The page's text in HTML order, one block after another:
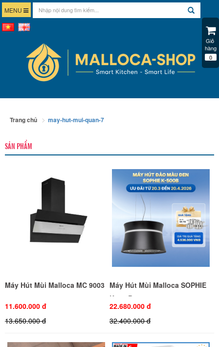
MENU
Trang chủ may-hut-mui-quan-7
SẢN PHẨM
Máy Hút Mùi Malloca MC 9003
11.600.000 đ
13.650.000 đ
Máy Hút Mùi Malloca SOPHIE
K-500B
22.680.000 đ
32.400.000 đ
Giỏ
hàng
0